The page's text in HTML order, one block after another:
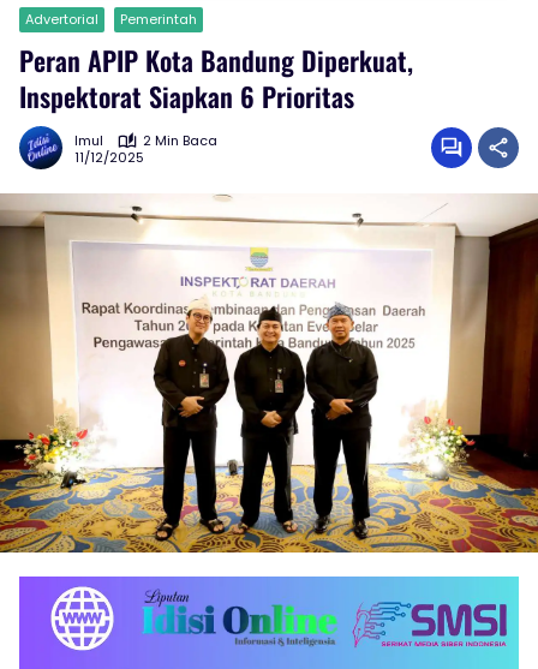
Advertorial Pemerintah
Peran APIP Kota Bandung Diperkuat,
Inspektorat Siapkan 6 Prioritas
Imul
2 Min Baca
11/12/2025